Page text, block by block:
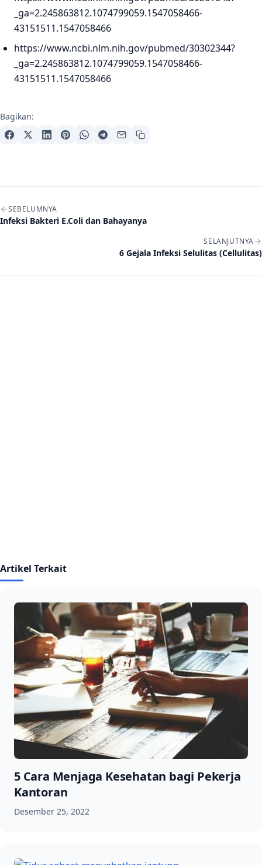
_ga=2.245863812.1074799059.1547058466-
43151511.1547058466
https://www.ncbi.nlm.nih.gov/pubmed/30302344?
_ga=2.245863812.1074799059.1547058466-
43151511.1547058466
Bagikan:
Navigasi artikel
SEBELUMNYA
Infeksi Bakteri E.Coli dan Bahayanya
SELANJUTNYA
6 Gejala Infeksi Selulitas (Cellulitas)
Artikel Terkait
5 Cara Menjaga Kesehatan bagi Pekerja
Kantoran
Desember 25, 2022